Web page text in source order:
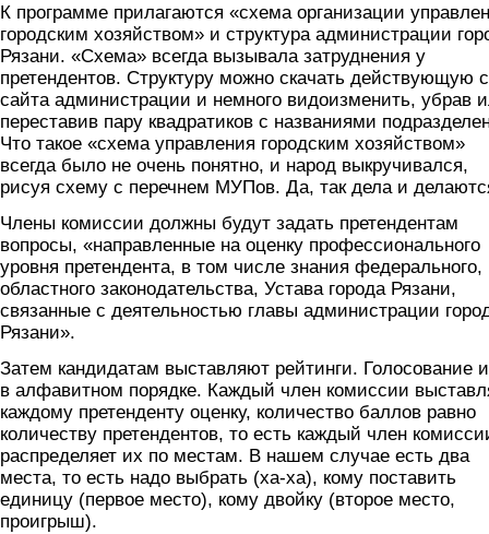
К программе прилагаются «схема организации
городским хозяйством» и структура администрации
Рязани. «Схема» всегда вызывала затруднения у
претендентов. Структуру можно скачать действующую с
сайта администрации и немного видоизменить, убрав
переставив пару квадратиков с названиями
Что такое «схема управления городским хозяйством»
всегда было не очень понятно, и народ выкручивался,
рисуя схему с перечнем МУПов. Да, так дела и
Члены комиссии должны будут задать претендентам
вопросы, «направленные на оценку профессионального
уровня претендента, в том числе знания федерального,
областного законодательства, Устава города Рязани,
связанные с деятельностью главы администрации
Рязани».
Затем кандидатам выставляют рейтинги. Голосование
в алфавитном порядке. Каждый член комиссии
каждому претенденту оценку, количество баллов равно
количеству претендентов, то есть каждый член
распределяет их по местам. В нашем случае есть два
места, то есть надо выбрать (ха-ха), кому поставить
единицу (первое место), кому двойку (второе место,
проигрыш).